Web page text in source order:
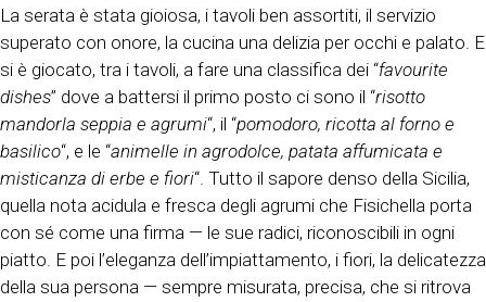
La serata è stata gioiosa, i tavoli ben assortiti, il servizio
superato con onore, la cucina una delizia per occhi e palato. E
si è giocato, tra i tavoli, a fare una classifica dei “favourite
dishes” dove a battersi il primo posto ci sono il “risotto
mandorla seppia e agrumi“, il “pomodoro, ricotta al forno e
basilico“, e le “animelle in agrodolce, patata affumicata e
misticanza di erbe e fiori“. Tutto il sapore denso della Sicilia,
quella nota acidula e fresca degli agrumi che Fisichella porta
con sé come una firma — le sue radici, riconoscibili in ogni
piatto. E poi l’eleganza dell’impiattamento, i fiori, la delicatezza
della sua persona — sempre misurata, precisa, che si ritrova